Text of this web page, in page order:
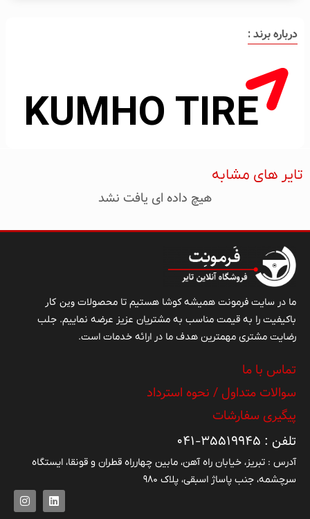
درباره برند :
تایر های مشابه
هیچ داده ای یافت نشد
ما در سایت فرمونت همیشه کوشا هستیم تا محصولات وین کار
باکیفیت را به قیمت مناسب به مشتریان عزیز عرضه نماییم. جلب
رضایت مشتری مهمترین هدف ما در ارائه خدمات است.
تماس با ما
سوالات متداول / نحوه استرداد
پیگیری سفارشات
تلفن : ۳۵۵۱۹۹۴۵-۰۴۱
آدرس : تبریز، خیابان راه آهن، مابین چهارراه قطران و قونقا، ایستگاه
سرچشمه، جنب پاساژ اسبقی، پلاک ۹۸۰